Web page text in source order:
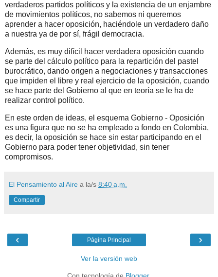
verdaderos partidos políticos y la existencia de un enjambre
de movimientos políticos, no sabemos ni queremos
aprender a hacer oposición, haciéndole un verdadero daño
a nuestra ya de por sí, frágil democracia.
Además, es muy difícil hacer verdadera oposición cuando
se parte del cálculo político para la repartición del pastel
burocrático, dando origen a negociaciones y transacciones
que impiden el libre y real ejercicio de la oposición, cuando
se hace parte del Gobierno al que en teoría se le ha de
realizar control político.
En este orden de ideas, el esquema Gobierno - Oposición
es una figura que no se ha empleado a fondo en Colombia,
es decir, la oposición se hace sin estar participando en el
Gobierno para poder tener objetividad, sin tener
compromisos.
El Pensamiento al Aire a la/s 8:40 a.m.
Compartir
‹ ›
Página Principal
Ver la versión web